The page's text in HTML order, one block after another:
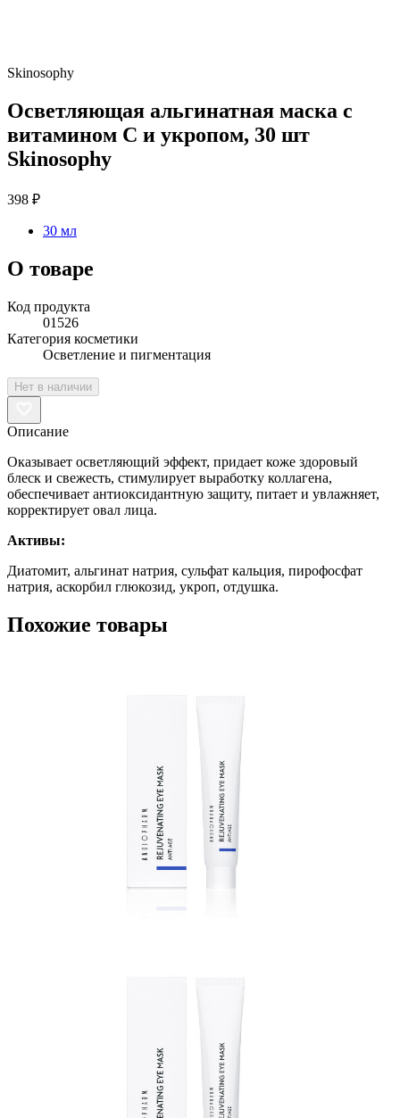
Skinosophy
Осветляющая альгинатная маска с
витамином С и укропом, 30 шт
Skinosophy
398 ₽
30 мл
О товаре
Код продукта
01526
Категория косметики
Осветление и пигментация
Нет в наличии
Описание
Оказывает осветляющий эффект, придает коже здоровый
блеск и свежесть, стимулирует выработку коллагена,
обеспечивает антиоксидантную защиту, питает и увлажняет,
корректирует овал лица.
Активы:
Диатомит, альгинат натрия, сульфат кальция, пирофосфат
натрия, аскорбил глюкозид, укроп, отдушка.
Похожие товары